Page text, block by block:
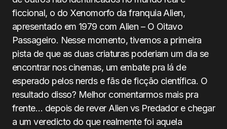
ficcional, o do Xenomorfo da franquia Alien,
apresentado em 1979 com Alien – O Oitavo
Passageiro. Nesse momento, tivemos a primeira
pista de que as duas criaturas poderiam um dia se
encontrar nos cinemas, um embate pra lá de
esperado pelos nerds e fãs de ficção científica. O
resultado disso? Melhor comentarmos mais pra
frente… depois de rever Alien vs Predador e chegar
a um veredicto do que realmente foi aquela